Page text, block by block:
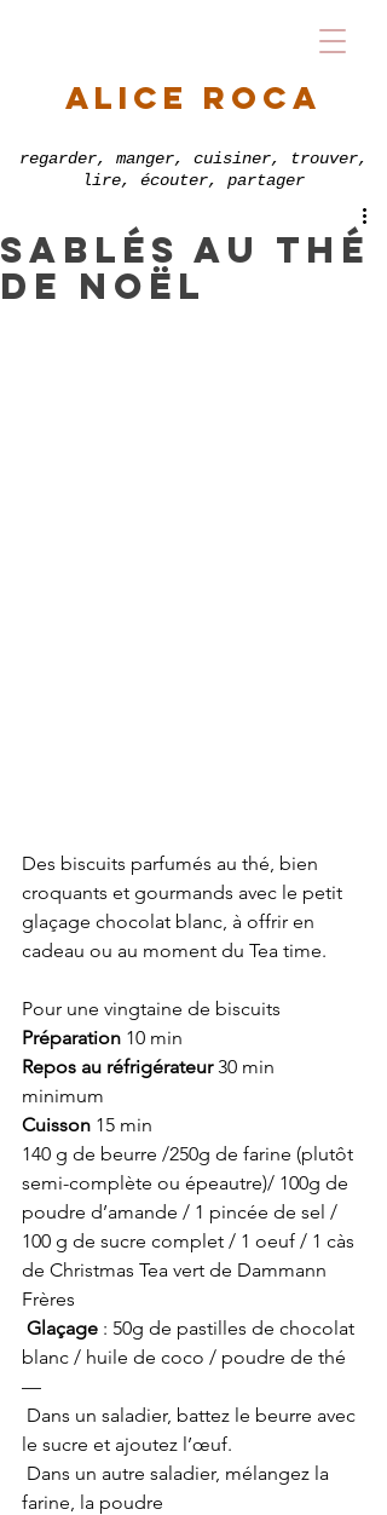
alice roca
regarder, manger, cuisiner, trouver,
lire, écouter, partager
sablés au thé
de noël
Des biscuits parfumés au thé, bien
croquants et gourmands avec le petit
glaçage chocolat blanc, à offrir en
cadeau ou au moment du Tea time.
Pour une vingtaine de biscuits
Préparation 10 min
Repos au réfrigérateur 30 min
minimum
Cuisson 15 min
140 g de beurre /250g de farine (plutôt
semi-complète ou épeautre)/ 100g de
poudre d’amande / 1 pincée de sel /
100 g de sucre complet / 1 oeuf / 1 càs
de Christmas Tea vert de Dammann
Frères
Glaçage : 50g de pastilles de chocolat
blanc / huile de coco / poudre de thé
—
le sucre et ajoutez l’œuf.
farine, la poudre